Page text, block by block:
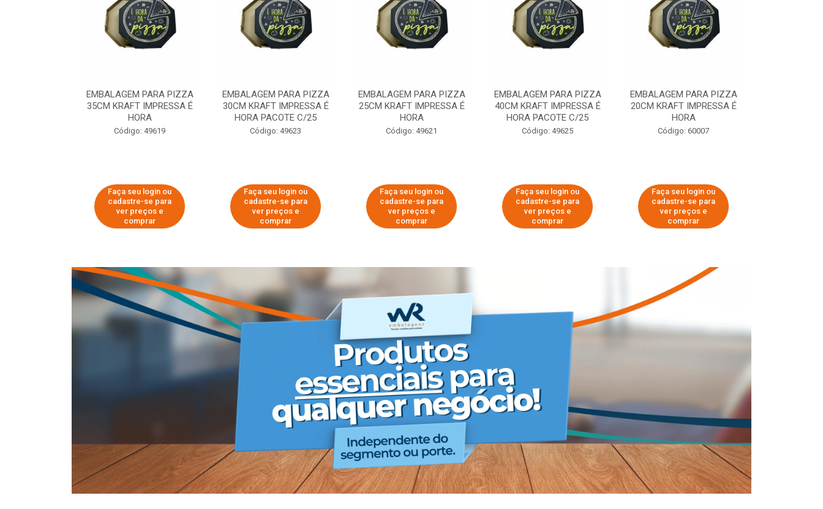
EMBALAGEM PARA PIZZA
35CM KRAFT IMPRESSA É
HORA
Código: 49619
Faça seu login ou
cadastre-se para
ver preços e
comprar
EMBALAGEM PARA PIZZA
30CM KRAFT IMPRESSA É
HORA PACOTE C/25
Código: 49623
Faça seu login ou
cadastre-se para
ver preços e
comprar
EMBALAGEM PARA PIZZA
25CM KRAFT IMPRESSA É
HORA
Código: 49621
Faça seu login ou
cadastre-se para
ver preços e
comprar
EMBALAGEM PARA PIZZA
40CM KRAFT IMPRESSA É
HORA PACOTE C/25
Código: 49625
Faça seu login ou
cadastre-se para
ver preços e
comprar
EMBALAGEM PARA PIZZA
20CM KRAFT IMPRESSA É
HORA
Código: 60007
Faça seu login ou
cadastre-se para
ver preços e
comprar